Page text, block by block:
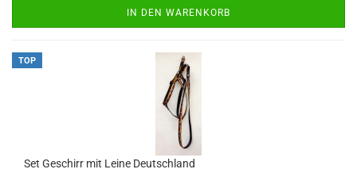
IN DEN WARENKORB
TOP
Set Geschirr mit Leine Deutschland